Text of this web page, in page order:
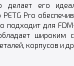
делает его
Pro
подходит для
широким
корпусов и